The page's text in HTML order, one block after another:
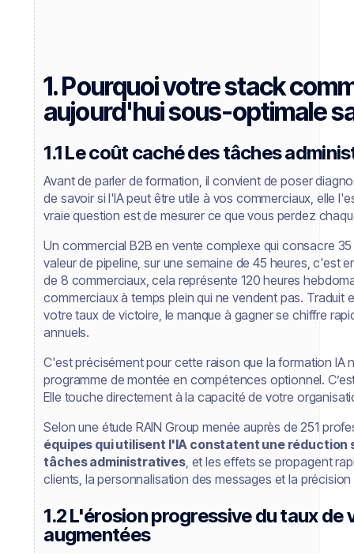
1. Pourquoi votre stack
aujourd'hui sous-optimale
1.1 Le coût caché des tâches
Avant de parler de formation, il convient de poser
de savoir si l'IA peut être utile à vos commerciaux, elle
vraie question est de mesurer ce que vous perdez
Un commercial B2B en vente complexe qui consacre
valeur de pipeline, sur une semaine de 45 heures, c'est
de 8 commerciaux, cela représente 120 heures
commerciaux à temps plein qui ne vendent pas. Traduit
votre taux de victoire, le manque à gagner se chiffre
annuels.
C'est précisément pour cette raison que la formation IA
programme de montée en compétences optionnel.
Elle touche directement à la capacité de votre
Selon une étude RAIN Group menée auprès de 251
équipes qui utilisent l'IA constatent une réduction
tâches administratives, et les effets se propagent
clients, la personnalisation des messages et la
1.2 L'érosion progressive du taux
augmentées